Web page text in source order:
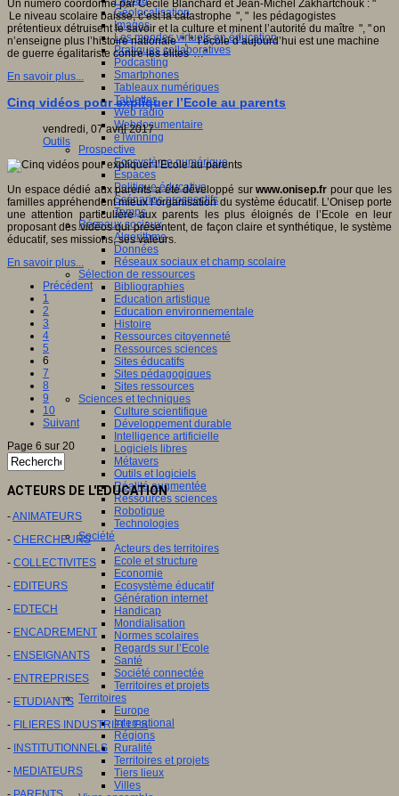
Géolocalisation
Images
Les mondes virtuels en éducation
Pratiques collaboratives
Podcasting
Smartphones
Tableaux numériques
Tablettes
Web radio
Webdocumentaire
eTwinning
Prospective
Ecosystème numérique
Espaces
Politique éducative
Scénarios prospectifs
Temps
Réseaux sociaux
Algorithme
Données
Réseaux sociaux et champ scolaire
Sélection de ressources
Bibliographies
Education artistique
Education environnementale
Histoire
Ressources citoyenneté
Ressources sciences
Sites éducatifs
Sites pédagogiques
Sites ressources
Sciences et techniques
Culture scientifique
Développement durable
Intelligence artificielle
Logiciels libres
Métavers
Outils et logiciels
Réalité augmentée
Ressources sciences
Robotique
Technologies
Société
Acteurs des territoires
Ecole et structure
Economie
Ecosystème éducatif
Génération internet
Handicap
Mondialisation
Normes scolaires
Regards sur l’Ecole
Santé
Société connectée
Territoires et projets
Territoires
Europe
International
Régions
Ruralité
Territoires et projets
Tiers lieux
Villes
Un numéro coordonné par Cécile Blanchard et Jean-Michel Zakhartchouk : "
Le niveau scolaire baisse, c’est la catastrophe ", " les pédagogistes
prétentieux détruisent le savoir et la culture et minent l’autorité du maître ", " on
n’enseigne plus l’histoire nationale ", " l’école d’aujourd’hui est une machine
de guerre égalitariste contre les élites …"
En savoir plus...
Cinq vidéos pour expliquer l’Ecole au parents
vendredi, 07 avril 2017
Outils
Un espace dédié aux parents a été développé surwww.onisep.fr pour que les
familles appréhendent mieux l’organisation du système éducatif. L’Onisep porte
une attention particulière aux parents les plus éloignés de l’Ecole en leur
proposant des vidéos qui présentent, de façon claire et synthétique, le système
éducatif, ses missions, ses valeurs.
En savoir plus...
Précédent
1
2
3
4
5
6
7
8
9
10
Suivant
Page 6 sur 20
ACTEURS DE L'EDUCATION
-ANIMATEURS
- CHERCHEURS
- COLLECTIVITES
- EDITEURS
- EDTECH
- ENCADREMENT
- ENSEIGNANTS
- ENTREPRISES
- ETUDIANTS
- FILIERES INDUSTRIELLES
- INSTITUTIONNELS
- MEDIATEURS